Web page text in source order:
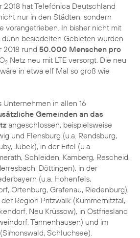
2018 hat Telefónica Deutschland
nur in den Städten, sondern
vorangetrieben. In bisher nicht mit
dünn besiedelten Gebieten wurden
2018 rund 50.000 Menschen pro
2 Netz neu mit LTE versorgt. Die neu
in etwa elf Mal so groß wie
Unternehmen in allen 16
Gemeinden an das
angeschlossen, beispielsweise
und Flensburg (u.a. Rendsburg,
Jübek), in der Eifel (u.a.
Schleiden, Kamberg, Rescheid,
Döttingen), in der
(u.a. Hohenfels,
Ortenburg, Grafenau, Riedenburg),
Region Pritzwalk (Kümmernitztal,
Neu Krüssow), in Ostfriesland
Tannenhausen) und im
Schluchsee).